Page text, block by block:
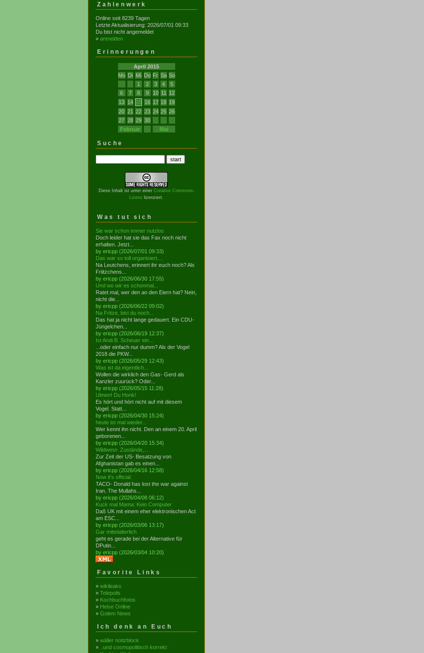
Zahlenwerk
Online seit 8239 Tagen
Letzte Aktualisierung: 2026/07/01 09:33
Du bist nicht angemeldet
» anmelden
Erinnerungen
April 2015
Mo Di Mi Do Fr Sa So
1
2 3 4
5
6
7 8 9 10 11
12
13 14 15 16 17 18 19
20 21 22 23 24 25 26
27 28 29 30
Februar
Mai
Suche
Diese Inhalt ist unter einer Creative Commons-
Lizenz lizenziert.
Was tut sich
Sie war schon immer nutzlos
Doch leider hat sie das Fax noch nicht
erhalten. Jetzt...
by ericpp (2026/07/01 09:33)
Das war so toll organisiert....
Na Leutchens, erinnert ihr euch noch? Als
Friitzchens...
by ericpp (2026/06/30 17:55)
Und wo wir es schonmal...
Ratet mal, wer den an den Eiern hat? Nein,
nicht die...
by ericpp (2026/06/22 09:02)
Na Fritze, bist du noch...
Das hat ja nicht lange gedauert. Ein CDU-
Jüngelchen...
by ericpp (2026/06/19 12:37)
Ist Andi B. Scheuer ein...
...oder einfach nur dumm? Als der Vogel
2018 die PKW...
by ericpp (2026/05/29 12:43)
Was ist da eigentlich...
Wollen die wirklich den Gas- Gerd als
Kanzler zuurück? Oder...
by ericpp (2026/05/15 11:28)
Ulmen! Du Honk!
Es hört und hört nicht auf mit diesem
Vogel. Statt...
by ericpp (2026/04/30 15:24)
heute ist mal wieder...
Wer kennt ihn nicht. Den an einem 20. April
geborenen...
by ericpp (2026/04/20 15:34)
Wildwest- Zustände,...
Zur Zeit der US- Besatzung von
Afghanistan gab es einen...
by ericpp (2026/04/16 12:58)
Now it's official:
TACO- Donald has lost the war against
Iran. The Mullahs...
by ericpp (2026/04/08 06:12)
Kuck mal Mama: Kein Computer
Daß UK mit einem eher elektronischen Act
am ESC...
by ericpp (2026/03/06 13:17)
Gar mittelalterlich
geht es gerade bei der Alternative für
DPutin...
by ericpp (2026/03/04 10:20)
Favorite Links
» wikileaks
» Telepolis
» Kochbuchfotos
» Heise Online
» Golem News
Ich denk an Euch
» wäller notizblock
»
..und cosmopolitisch korrekt